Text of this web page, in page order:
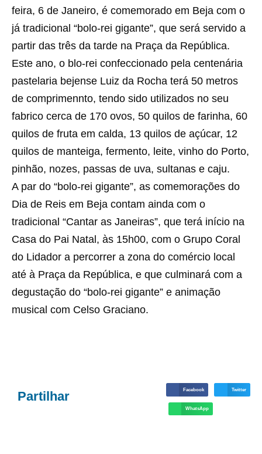
feira, 6 de Janeiro, é comemorado em Beja com o
já tradicional “bolo-rei gigante”, que será servido a
partir das três da tarde na Praça da República.
Este ano, o blo-rei confeccionado pela centenária
pastelaria bejense Luiz da Rocha terá 50 metros
de comprimennto, tendo sido utilizados no seu
fabrico cerca de 170 ovos, 50 quilos de farinha, 60
quilos de fruta em calda, 13 quilos de açúcar, 12
quilos de manteiga, fermento, leite, vinho do Porto,
pinhão, nozes, passas de uva, sultanas e caju.
A par do “bolo-rei gigante”, as comemorações do
Dia de Reis em Beja contam ainda com o
tradicional “Cantar as Janeiras”, que terá início na
Casa do Pai Natal, às 15h00, com o Grupo Coral
do Lidador a percorrer a zona do comércio local
até à Praça da República, e que culminará com a
degustação do “bolo-rei gigante” e animação
musical com Celso Graciano.
Partilhar Facebook Twitter
WhatsApp